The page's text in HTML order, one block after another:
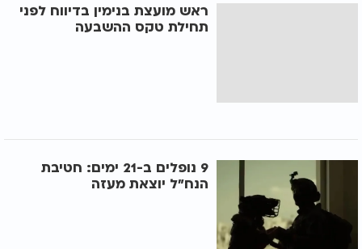
ראש מועצת בנימין בדיווח לפני
תחילת טקס ההשבעה
9 נופלים ב-21 ימים: חטיבת
הנח"ל יוצאת מעזה